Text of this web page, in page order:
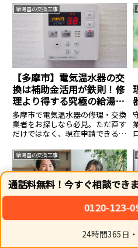
通話料無料！今すぐ相談でき
0120-123-
24時間365日
た給湯器や電気温水器の急なトラ
ブルにも迅速に駆けつけます。各
メーカー対応・安心の適正価格で
スピード解決。まずはお気軽に無
料お見積もりをご相談ください。
給湯器の交換工事
【多摩市】電気温水器の交
換は補助金活用が鉄則！修
理より得する究極の給湯器
選び
多摩市で電気温水器の修理・交換
業者をお探しなら必見。ただ直す
だけではなく、現在申請できる給
担を最小限に抑える革新的な提案
をご紹介します。エコで快適なお
湯ライフを、一番賢い方法で手に
入れましょう。
給湯器の交換工事
【荒尾市】石油給湯器の寿
命を劇的改善！プロが教え
シェア